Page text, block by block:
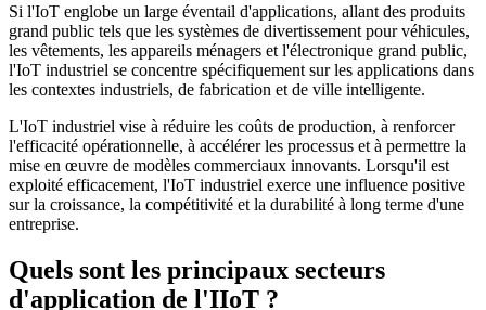
Si l'IoT englobe un large éventail d'applications, allant des produits
grand public tels que les systèmes de divertissement pour véhicules,
les vêtements, les appareils ménagers et l'électronique grand public,
l'IoT industriel se concentre spécifiquement sur les applications dans
les contextes industriels, de fabrication et de ville intelligente.
L'IoT industriel vise à réduire les coûts de production, à renforcer
l'efficacité opérationnelle, à accélérer les processus et à permettre la
mise en œuvre de modèles commerciaux innovants. Lorsqu'il est
exploité efficacement, l'IoT industriel exerce une influence positive
sur la croissance, la compétitivité et la durabilité à long terme d'une
entreprise.
Quels sont les principaux secteurs
d'application de l'IIoT ?